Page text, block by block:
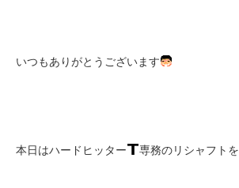
いつもありがとうございます
本日はハードヒッター 専務のリシャフトを